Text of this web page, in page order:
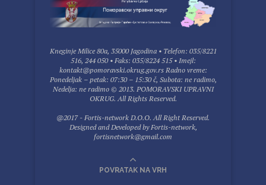
Kneginje Milice 80a, 35000 Jagodina • Telefon: 035/8221
516, 244 050 • Faks: 035/8224 515 • Imejl:
kontakt@pomoravski.okrug.gov.rs Radno vreme:
Ponedeljak – petak: 07:30 – 15:30 č, Subota: ne radimo,
Nedelja: ne radimo © 2013. POMORAVSKI UPRAVNI
OKRUG. All Rights Reserved.
@2017 - Fortis-network D.O.O. All Right Reserved.
Designed and Developed by Fortis-network,
fortisnetwork@gmail.com
POVRATAK NA VRH